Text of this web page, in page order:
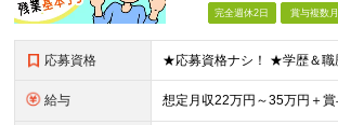
完全週休2日 賞与複数月
応募資格
給与